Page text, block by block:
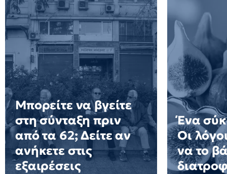
Μπορείτε να βγείτε
στη σύνταξη πριν
από τα 62; Δείτε αν
ανήκετε στις
εξαιρέσεις
Ένα
Οι
να το